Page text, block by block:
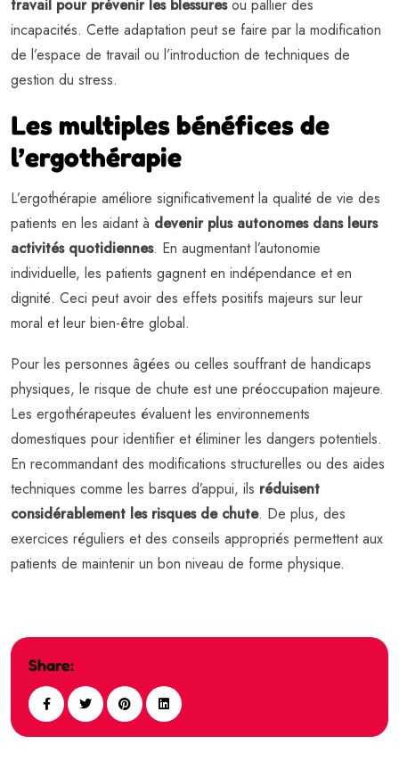
travail pour prévenir les blessuresou pallier des
incapacités. Cette adaptation peut se faire par la modification
de l’espace de travail ou l’introduction de techniques de
gestion du stress.
Les multiples bénéfices de
l’ergothérapie
L’ergothérapie améliore significativement la qualité de vie des
patients en les aidant à devenir plus autonomes dans leurs
activités quotidiennes. En augmentant l’autonomie
individuelle, les patients gagnent en indépendance et en
dignité. Ceci peut avoir des effets positifs majeurs sur leur
moral et leur bien-être global.
Pour les personnes âgées ou celles souffrant de handicaps
physiques, le risque de chute est une préoccupation majeure.
Les ergothérapeutes évaluent les environnements
domestiques pour identifier et éliminer les dangers potentiels.
En recommandant des modifications structurelles ou des aides
techniques comme les barres d’appui, ils réduisent
considérablement les risques de chute. De plus, des
exercices réguliers et des conseils appropriés permettent aux
patients de maintenir un bon niveau de forme physique.
Share: